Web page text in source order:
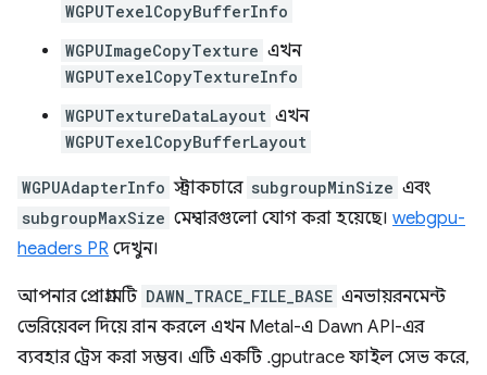
WGPUTexelCopyBufferInfo
WGPUImageCopyTexture এখন
WGPUTexelCopyTextureInfo
WGPUTextureDataLayout এখন
WGPUTexelCopyBufferLayout
WGPUAdapterInfo স্ট্রাকচারে subgroupMinSize এবং
subgroupMaxSize মেম্বারগুলো যোগ করা হয়েছে। webgpu-
headers PR দেখুন।
আপনার প্রোগ্রামটি DAWN_TRACE_FILE_BASE এনভায়রনমেন্ট
ভেরিয়েবল দিয়ে রান করলে এখন Metal-এ Dawn API-এর
ব্যবহার ট্রেস করা সম্ভব। এটি একটি .gputrace ফাইল সেভ করে,